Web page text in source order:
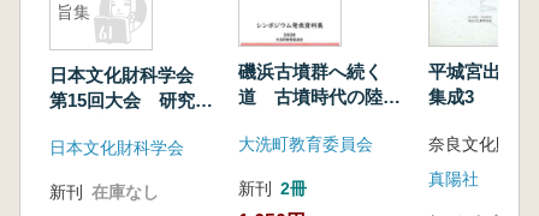
旨集
日本文化財科学会
第15回大会 研究発
日本文化財科学会
新刊 在庫なし
磯浜古墳群へ続く
道 古墳時代の陸水
発表資料集
大洗町教育委員会
新刊 2冊
平城宮出土
集成3
奈良文化財研
真陽社